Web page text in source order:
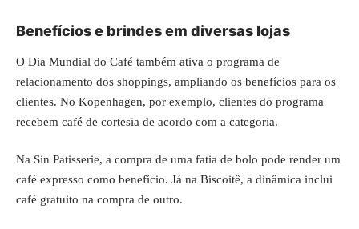
Benefícios e brindes em diversas lojas
O Dia Mundial do Café também ativa o programa de
relacionamento dos shoppings, ampliando os benefícios para os
clientes. No Kopenhagen, por exemplo, clientes do programa
recebem café de cortesia de acordo com a categoria.
Na Sin Patisserie, a compra de uma fatia de bolo pode render um
café expresso como benefício. Já na Biscoitê, a dinâmica inclui
café gratuito na compra de outro.